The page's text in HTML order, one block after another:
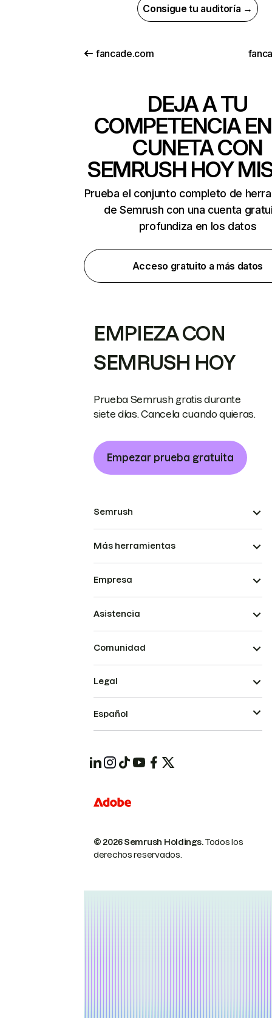
Consigue tu auditoría →
fancade.com
DEJA A TU
COMPETENCIA
CUNETA CON
SEMRUSH HOY
Prueba el conjunto completo de
de Semrush con una cuenta
profundiza en los datos
Acceso gratuito a más datos
EMPIEZA CON
SEMRUSH HOY
Prueba Semrush gratis durante
siete días. Cancela cuando quieras.
Empezar prueba gratuita
Semrush
Más herramientas
Empresa
Asistencia
Comunidad
© 2026 Semrush Holdings.Todos los
derechos reservados.
Legal
Español